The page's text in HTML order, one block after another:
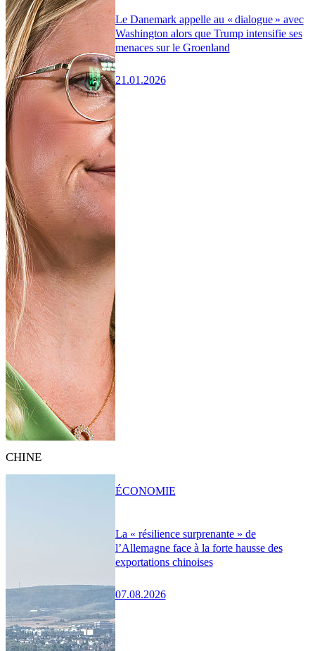
Le Danemark appelle au « dialogue » avec
Washington alors que Trump intensifie ses
menaces sur le Groenland
21.01.2026
CHINE
La « résilience surprenante » de
l’Allemagne face à la forte hausse des
exportations chinoises
07.08.2026
ÉCONOMIE